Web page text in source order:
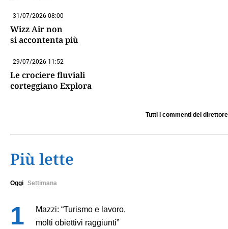
31/07/2026 08:00
Wizz Air non
si accontenta più
29/07/2026 11:52
Le crociere fluviali
corteggiano Explora
Tutti i commenti del direttore
Più lette
Oggi Settimana
Mazzi: “Turismo e lavoro,
molti obiettivi raggiunti”